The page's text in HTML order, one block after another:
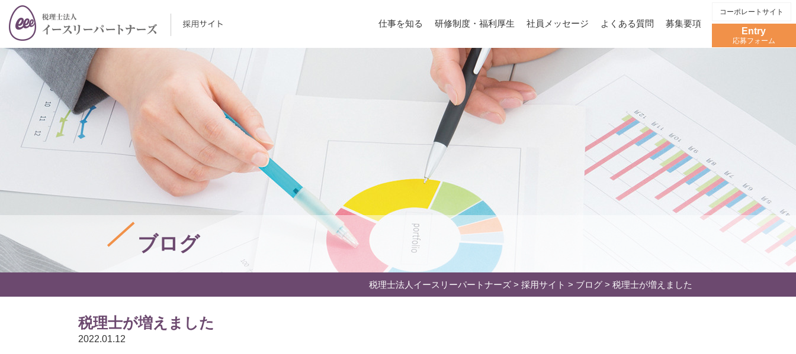
仕事を知る 研修制度・福利厚生 社員メッセージ よくある質問 募集要項
コーポレートサイト
Entry
応募フォーム
HOME
仕事を知る
研修制度・福利厚生
よくある質問
コーポレートサイトブログ
税理士法人イースリーパートナーズ > 採用サイト > ブログ > 税理士が増えました
税理士が増えました
2022.01.12